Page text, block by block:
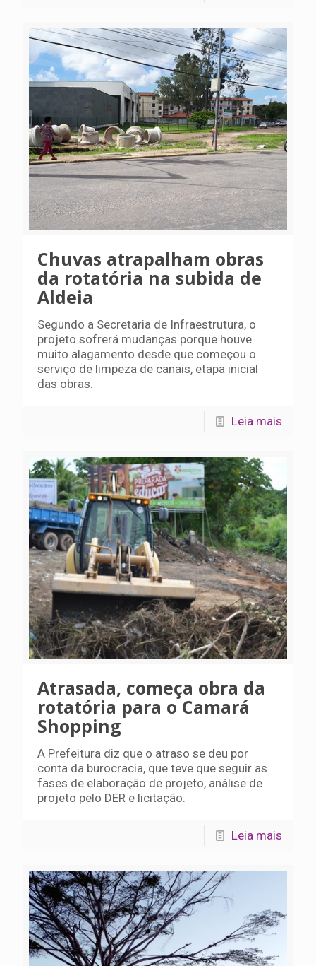
Chuvas atrapalham obras
da rotatória na subida de
Aldeia
Segundo a Secretaria de Infraestrutura, o
projeto sofrerá mudanças porque houve
muito alagamento desde que começou o
serviço de limpeza de canais, etapa inicial
das obras.
Leia mais
Atrasada, começa obra da
rotatória para o Camará
Shopping
A Prefeitura diz que o atraso se deu por
conta da burocracia, que teve que seguir as
fases de elaboração de projeto, análise de
projeto pelo DER e licitação.
Leia mais